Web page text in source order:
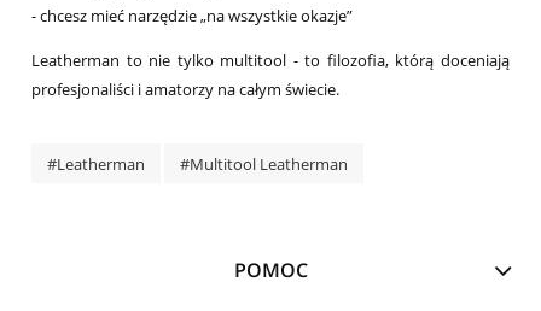
- chcesz mieć narzędzie „na wszystkie okazje”
Leatherman to nie tylko multitool - to filozofia, którą doceniają
profesjonaliści i amatorzy na całym świecie.
#Leatherman #Multitool Leatherman
POMOC